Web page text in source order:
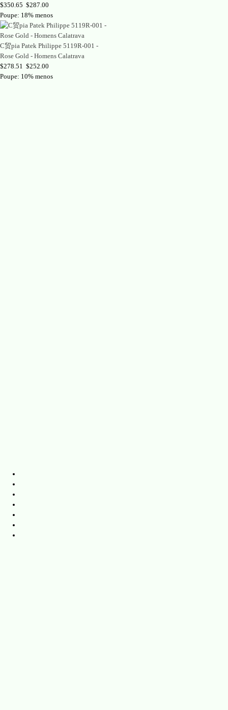
$350.65 $287.00
Poupe: 18% menos
C贸pia Patek Philippe 5119R-001 -
Rose Gold - Homens Calatrava
$278.51 $252.00
Poupe: 10% menos